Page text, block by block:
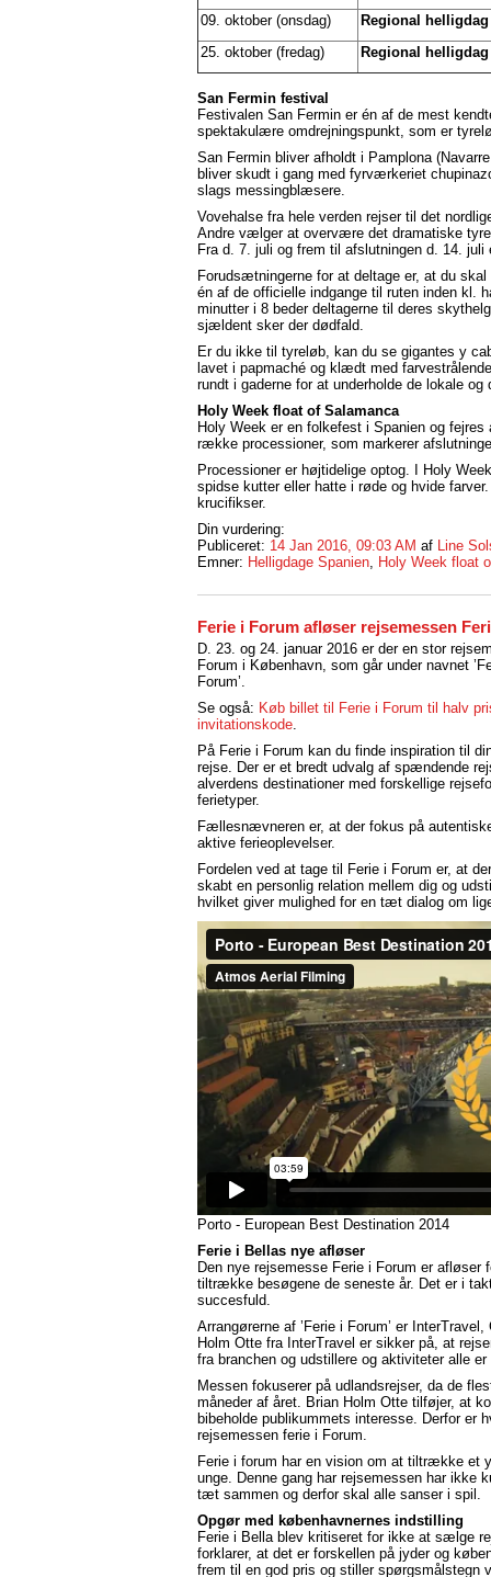
09. oktober (onsdag)
Regional
25. oktober (fredag)
Regional
San Fermin festival
Festivalen San Fermin er én af de mest
spektakulære omdrejningspunkt, som er
San Fermin bliver afholdt i Pamplona
bliver skudt i gang med fyrværkeriet
slags messingblæsere.
Vovehalse fra hele verden rejser til det
Andre vælger at overvære det dramatiske
Fra d. 7. juli og frem til afslutningen d. 14. juli
Forudsætningerne for at deltage er, at du
én af de officielle indgange til ruten inden kl.
minutter i 8 beder deltagerne til deres
sjældent sker der dødfald.
Er du ikke til tyreløb, kan du se gigantes y
lavet i papmaché og klædt med
rundt i gaderne for at underholde de lokale og
Holy Week float of Salamanca
Holy Week er en folkefest i Spanien og
række processioner, som markerer
Processioner er højtidelige optog. I Holy
spidse kutter eller hatte i røde og hvide
krucifikser.
Din vurdering:
Publiceret: 14 Jan 2016, 09:03 AM af Line
Emner: Helligdage Spanien, Holy Week float
Ferie i Forum afløser rejsemessen
D. 23. og 24. januar 2016 er der en stor
Forum i København, som går under navnet
Forum’.
Se også: Køb billet til Ferie i Forum til halv
invitationskode
På Ferie i Forum kan du finde inspiration til
rejse. Der er et bredt udvalg af spændende
alverdens destinationer med forskellige
ferietyper.
Fællesnævneren er, at der fokus på
aktive ferieoplevelser.
Fordelen ved at tage til Ferie i Forum er, at
skabt en personlig relation mellem dig og
hvilket giver mulighed for en tæt dialog om
Porto - European Best Destination 2014
Ferie i Bellas nye afløser
Den nye rejsemesse Ferie i Forum er afløser
tiltrække besøgene de seneste år. Det er i
succesfuld.
Arrangørerne af ’Ferie i Forum’ er
Holm Otte fra InterTravel er sikker på, at
fra branchen og udstillere og aktiviteter alle er
Messen fokuserer på udlandsrejser, da de
måneder af året. Brian Holm Otte tilføjer, at
bibeholde publikummets interesse. Derfor er
rejsemessen ferie i Forum.
Ferie i forum har en vision om at tiltrække et
unge. Denne gang har rejsemessen har ikke
tæt sammen og derfor skal alle sanser i spil.
Opgør med københavnernes indstilling
Ferie i Bella blev kritiseret for ikke at sælge
forklarer, at det er forskellen på jyder og
frem til en god pris og stiller spørgsmålstegn